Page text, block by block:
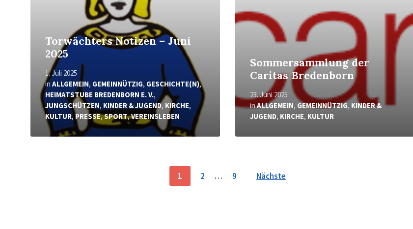
Torwächters Notizen – Juni
2025
1. Juli 2025
in ALLGEMEIN, GEMEINNÜTZIG, GESCHICHTE(N),
HEIMATSTUBE BREDENBORN E. V.,
JUNGSCHÜTZEN, KINDER & JUGEND, KIRCHE,
KULTUR,PRESSE,SPORT,VEREINSLEBEN
Sommersammlung der
Caritas Bredenborn
23. Juni 2025
inALLGEMEIN, GEMEINNÜTZIG, KINDER &
JUGEND, KIRCHE, KULTUR
Seitennummerierung
1 2 … 9 Nächste